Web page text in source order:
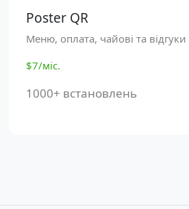
Poster QR
Меню, оплата, чайові та
$7/міс.
1000+ встановлень